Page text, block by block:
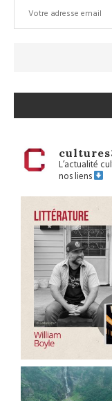
L’actualité
nos liens